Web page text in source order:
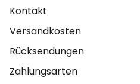
Kontakt
Versandkosten
Rücksendungen
Zahlungsarten